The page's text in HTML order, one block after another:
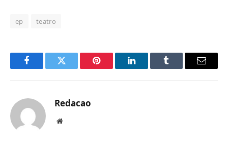
ep teatro
FacebookTwitter Pinterest LinkedInTumblr Email
Redacao
Website